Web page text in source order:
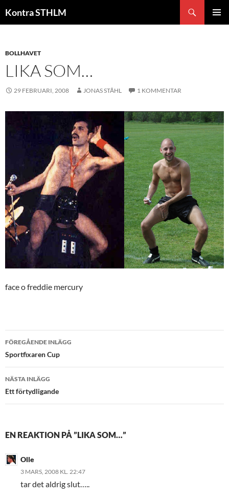
tillKontra STHLM
BOLLHAVET
LIKA SOM…
29 FEBRUARI, 2008 JONAS STÅHL 1 KOMMENTAR
face o freddie mercury
Inläggsnavigering
FÖREGÅENDE INLÄGG
Sportfixaren Cup
NÄSTA INLÄGG
Ett förtydligande
EN REAKTION PÅ ”LIKA SOM…”
Olle
3 MARS, 2008 KL. 22:47
tar det aldrig slut…..